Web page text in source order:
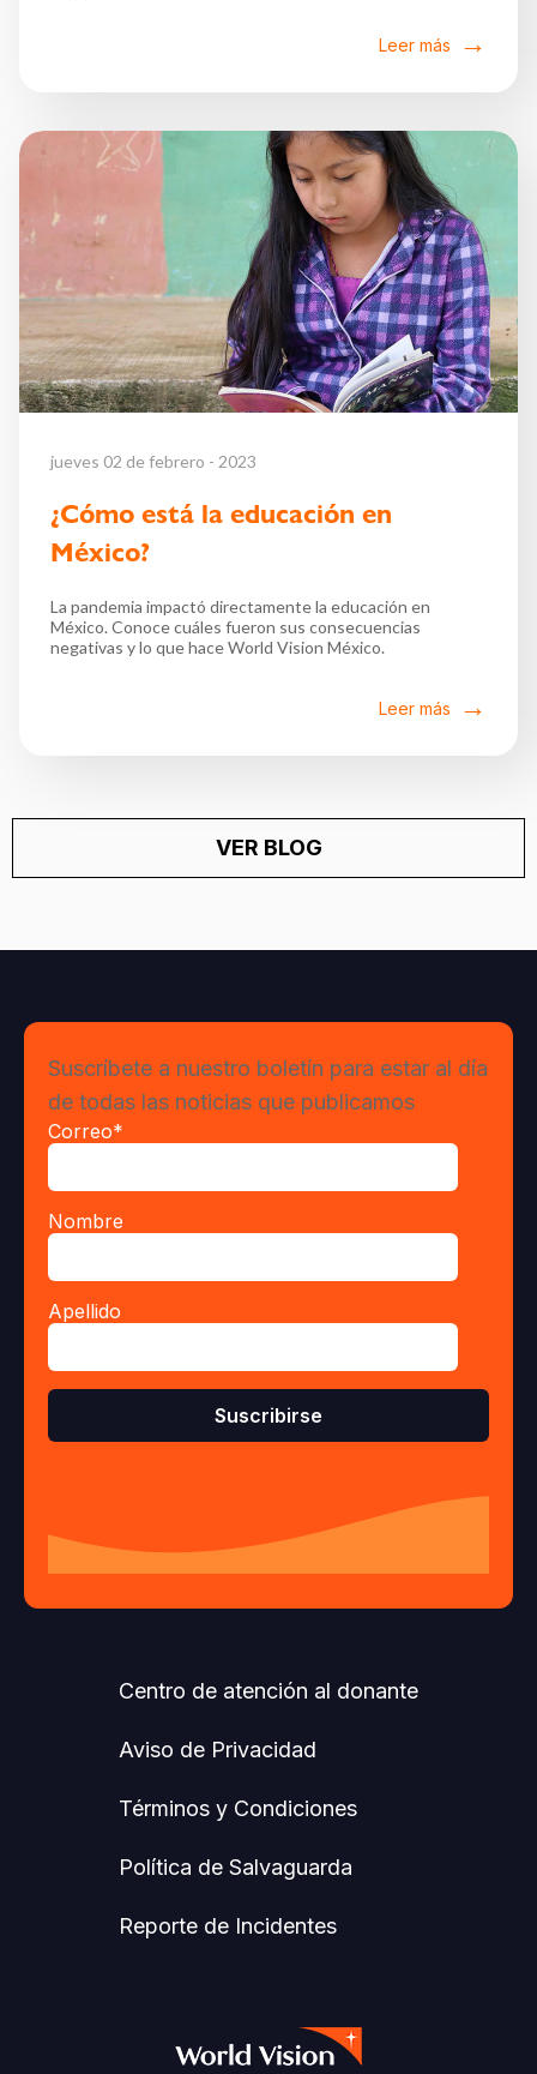
Leer más
jueves 02 de febrero - 2023
¿Cómo está la educación en
México?
La pandemia impactó directamente la educación en
México. Conoce cuáles fueron sus consecuencias
negativas y lo que hace World Vision México.
Leer más
VER BLOG
Centro de atención al donante
Aviso de Privacidad
Términos y Condiciones
Política de Salvaguarda
Reporte de Incidentes
Suscríbete a nuestro boletín para estar al día
de todas las noticias que publicamos
Correo*
Nombre
Apellido